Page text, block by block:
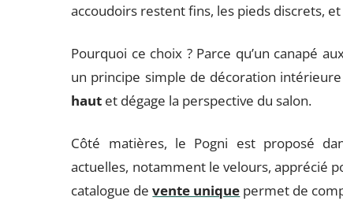
accoudoirs restent fins, les pieds discrets,
Pourquoi ce choix ? Parce qu’un canapé
un principe simple de décoration
haut et dégage la perspective du salon.
Côté matières, le Pogni est proposé
actuelles, notamment le velours, apprécié
catalogue devente unique permet de